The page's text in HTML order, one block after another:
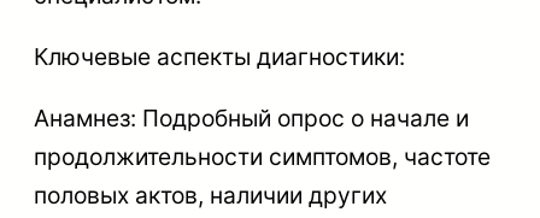
Ключевые аспекты диагностики:
Анамнез: Подробный опрос о начале и
продолжительности симптомов, частоте
половых актов, наличии других